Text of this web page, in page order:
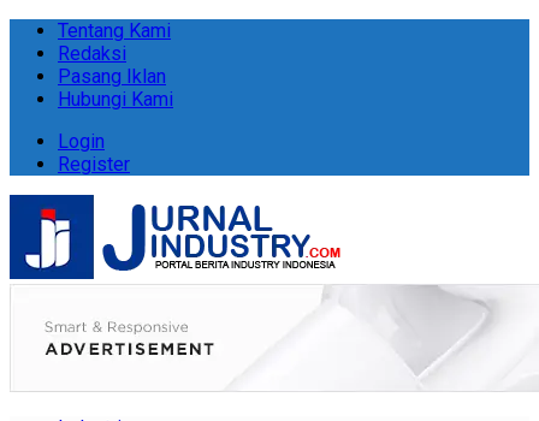
Tentang Kami
Redaksi
Pasang Iklan
Hubungi Kami
Login
Register